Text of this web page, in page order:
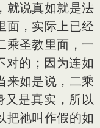
就说真如就是法
面，实际上已经
乘圣教里面，一
对的；因为连如
来如是说，二乘
又是真实，所以
把祂叫作假的如